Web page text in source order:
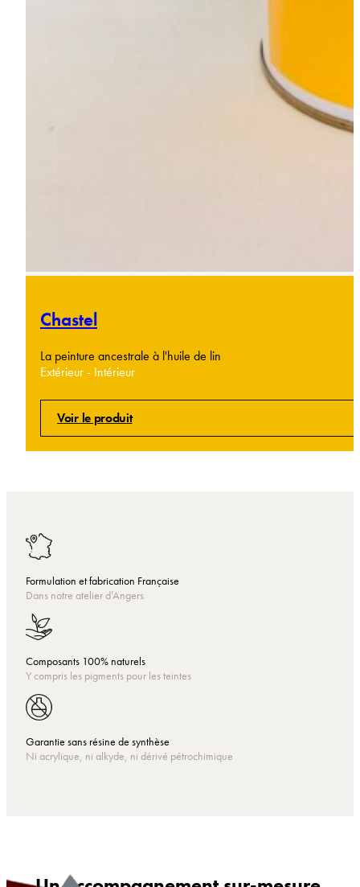
Chastel
La peinture ancestrale à l'huile de lin
Extérieur - Intérieur
Voir le produit
Formulation et fabrication Française
Dans notre atelier d’Angers
Composants 100% naturels
Y compris les pigments pour les teintes
Garantie sans résine de synthèse
Ni acrylique, ni alkyde, ni dérivé pétrochimique